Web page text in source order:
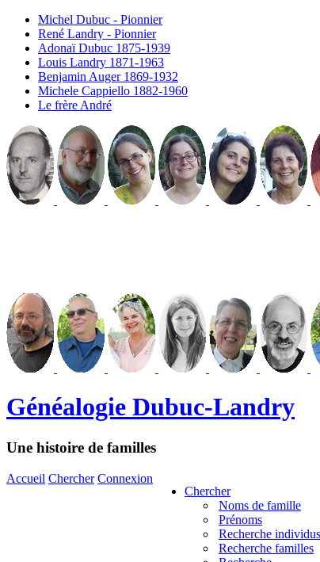
Michel Dubuc - Pionnier
René Landry - Pionnier
Adonaï Dubuc 1875-1939
Louis Landry 1871-1963
Benjamin Auger 1869-1932
Michele Cappiello 1882-1960
Le frère André
Généalogie Dubuc-Landry
Une histoire de familles
Accueil Chercher Connexion
Chercher
Noms de famille
Prénoms
Recherche individus
Recherche familles